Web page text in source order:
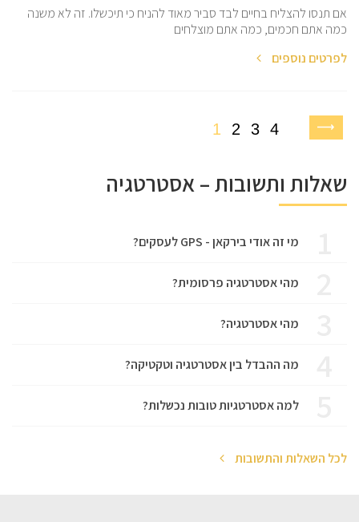
אם תנסו להצליח בחיים לבד סביר מאוד להניח כי תיכשלו. זה לא משנה
כמה אתם חכמים, כמה אתם מוצלחים
לפרטים נוספים
1 2 3 4
שאלות ותשובות – אסטרטגיה
מי זה אודי בירקאן - GPS לעסקים?
מהי אסטרטגיה פרסומית?
מהי אסטרטגיה?
מה ההבדל בין אסטרטגיה וטקטיקה?
למה אסטרטגיות טובות נכשלות?
לכל השאלות והתשובות